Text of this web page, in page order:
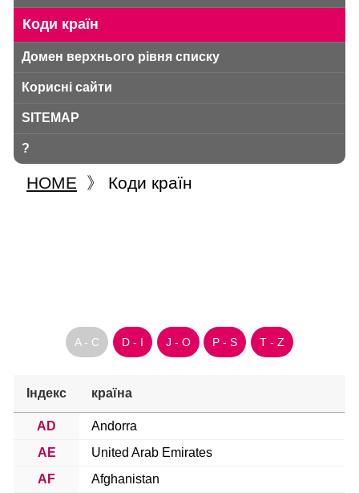
Коди країн
Домен верхнього рівня списку
Корисні сайти
SITEMAP
?
HOME 》 Коди країн
A - C D - I J - O P - S T - Z
Індекс країна
AD
Andorra
AE
United Arab Emirates
AF
Afghanistan